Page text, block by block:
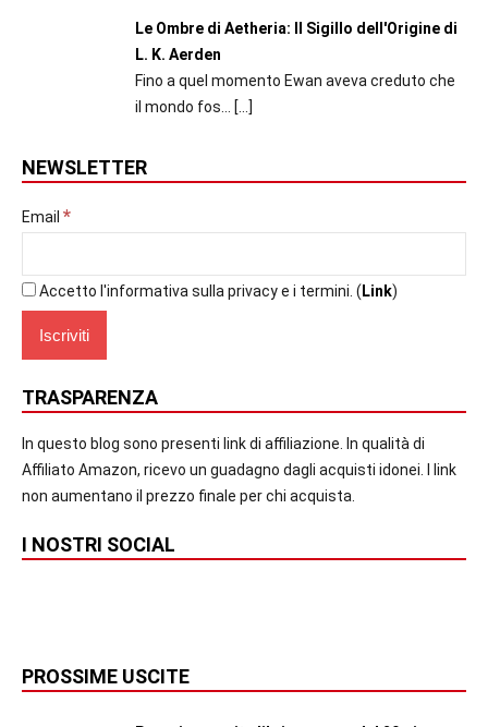
Le Ombre di Aetheria: Il Sigillo dell'Origine di
L. K. Aerden
Fino a quel momento Ewan aveva creduto che
il mondo fos...
[…]
NEWSLETTER
Email *
Accetto l'informativa sulla privacy e i termini. ( Link)
TRASPARENZA
In questo blog sono presenti link di affiliazione. In qualità di
Affiliato Amazon, ricevo un guadagno dagli acquisti idonei. I link
non aumentano il prezzo finale per chi acquista.
I NOSTRI SOCIAL
PROSSIME USCITE